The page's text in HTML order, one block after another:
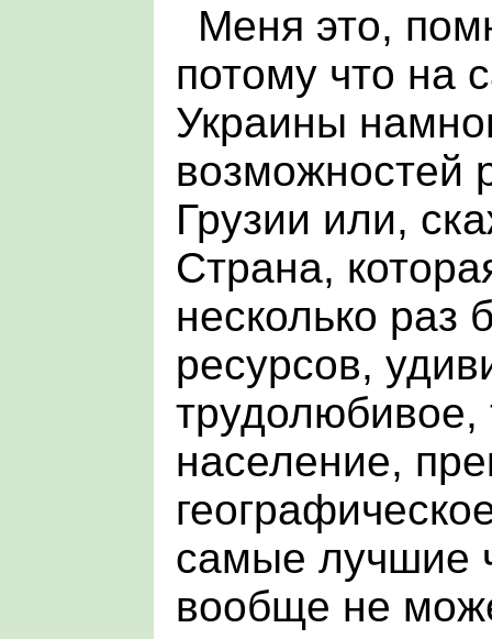
Меня это,
потому что на
Украины
возможностей
Грузии или,
Страна,
несколько раз
ресурсов,
трудолюбивое,
население,
самые лучшие
вообще не